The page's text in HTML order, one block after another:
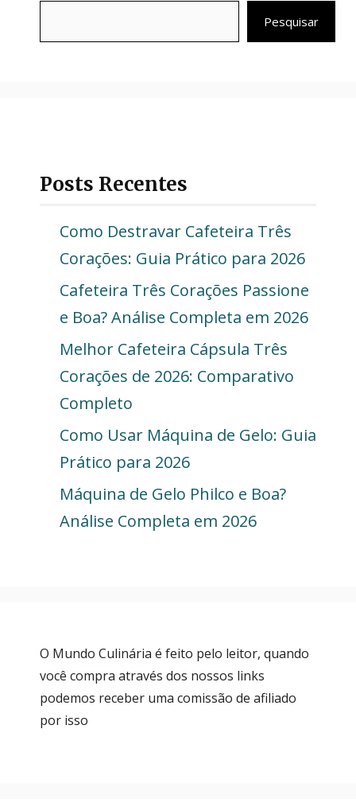
Pesquisar
Posts Recentes
Como Destravar Cafeteira Três
Corações: Guia Prático para 2026
Cafeteira Três Corações Passione
e Boa? Análise Completa em 2026
Melhor Cafeteira Cápsula Três
Corações de 2026: Comparativo
Completo
Como Usar Máquina de Gelo: Guia
Prático para 2026
Máquina de Gelo Philco e Boa?
Análise Completa em 2026
O Mundo Culinária é feito pelo leitor, quando
você compra através dos nossos links
podemos receber uma comissão de afiliado
por isso